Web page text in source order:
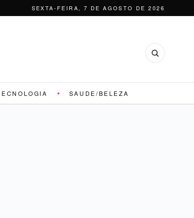
SEXTA-FEIRA, 7 DE AGOSTO DE 2026
SAUDE/BELEZA